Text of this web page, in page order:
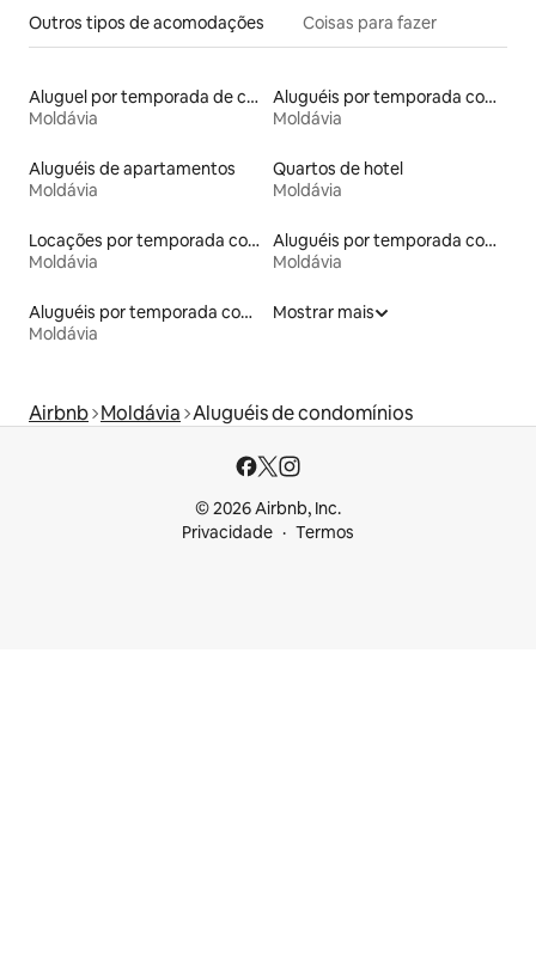
Outros tipos de acomodações Coisas para fazer
Aluguel por temporada de casas de hóspedes
Moldávia
Aluguéis por temporada com sauna
Moldávia
Aluguéis de apartamentos
Moldávia
Quartos de hotel
Moldávia
Locações por temporada com piscina
Moldávia
Aluguéis por temporada com café da manhã
Moldávia
Aluguéis por temporada com acesso ao lago
Moldávia
Mostrar mais
Airbnb Moldávia Aluguéis de condomínios
© 2026 Airbnb, Inc.
Privacidade
Termos